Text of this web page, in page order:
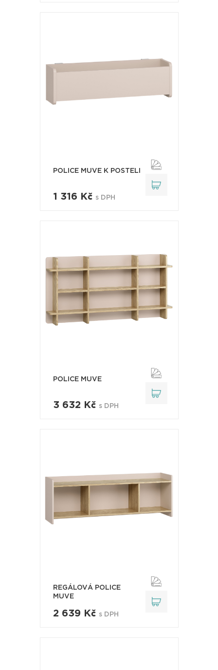
POLICE MUVE K POSTELI
1 316 Kč s DPH
POLICE MUVE
3 632 Kč s DPH
REGÁLOVÁ POLICE
MUVE
2 639 Kč s DPH